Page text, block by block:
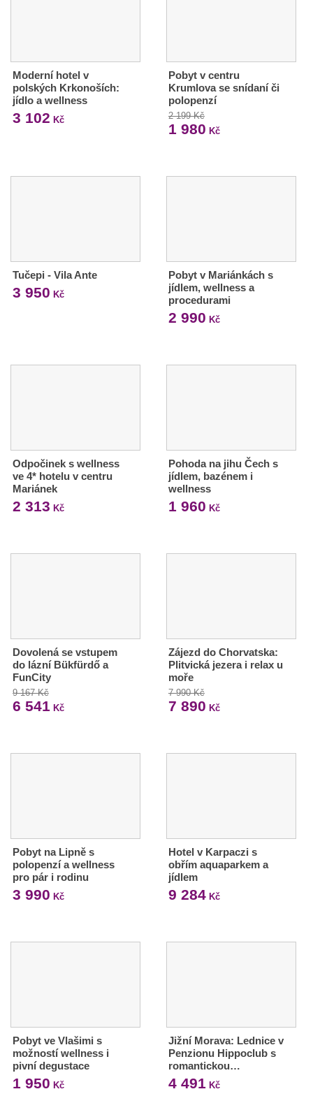
Moderní hotel v
polských Krkonoších:
jídlo a wellness
3 102 Kč
Pobyt v centru
Krumlova se snídaní či
polopenzí
2 199 Kč
1 980 Kč
Tučepi - Vila Ante
3 950 Kč
Pobyt v Mariánkách s
jídlem, wellness a
procedurami
2 990 Kč
Odpočinek s wellness
ve 4* hotelu v centru
Mariánek
2 313 Kč
Pohoda na jihu Čech s
jídlem, bazénem i
wellness
1 960 Kč
Dovolená se vstupem
do lázní Bükfürdő a
FunCity
9 167 Kč
6 541 Kč
Zájezd do Chorvatska:
Plitvická jezera i relax u
moře
7 990 Kč
7 890 Kč
Pobyt na Lipně s
polopenzí a wellness
pro pár i rodinu
3 990 Kč
Hotel v Karpaczi s
obřím aquaparkem a
jídlem
9 284Kč
Pobyt ve Vlašimi s
možností wellness i
pivní degustace
1 950 Kč
Jižní Morava: Lednice v
Penzionu Hippoclub s
romantickou…
4 491 Kč